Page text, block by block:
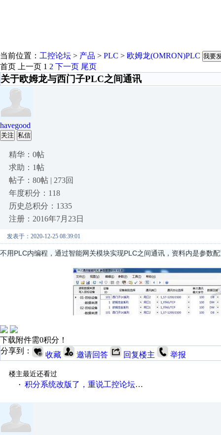
当前位置： 工控论坛 > 产品 > PLC > 欧姆龙(OMRON)PLC 我要
首页 上一页 1 2 下一页 尾页
关于欧姆龙与西门子PLC之间通讯
havegood
关注 私信
精华：0帖
求助：1帖
帖子：80帖 | 273回
年度积分：118
历史总积分：1335
注册：2016年7月23日
发表于：2020-12-25 08:39:01
不用PLC内编程，通过智能网关模块实现PLC之间通讯，资料内是参数
下载附件需0积分！
分享到：
收藏 邀请回答 回复楼主 举报
楼主最近还看过
· 积分系统改版了，重说工控论坛积分那点事儿……